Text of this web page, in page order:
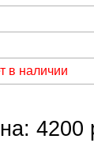
в наличии
4200